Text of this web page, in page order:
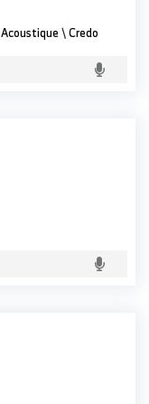
Acoustique\Credo